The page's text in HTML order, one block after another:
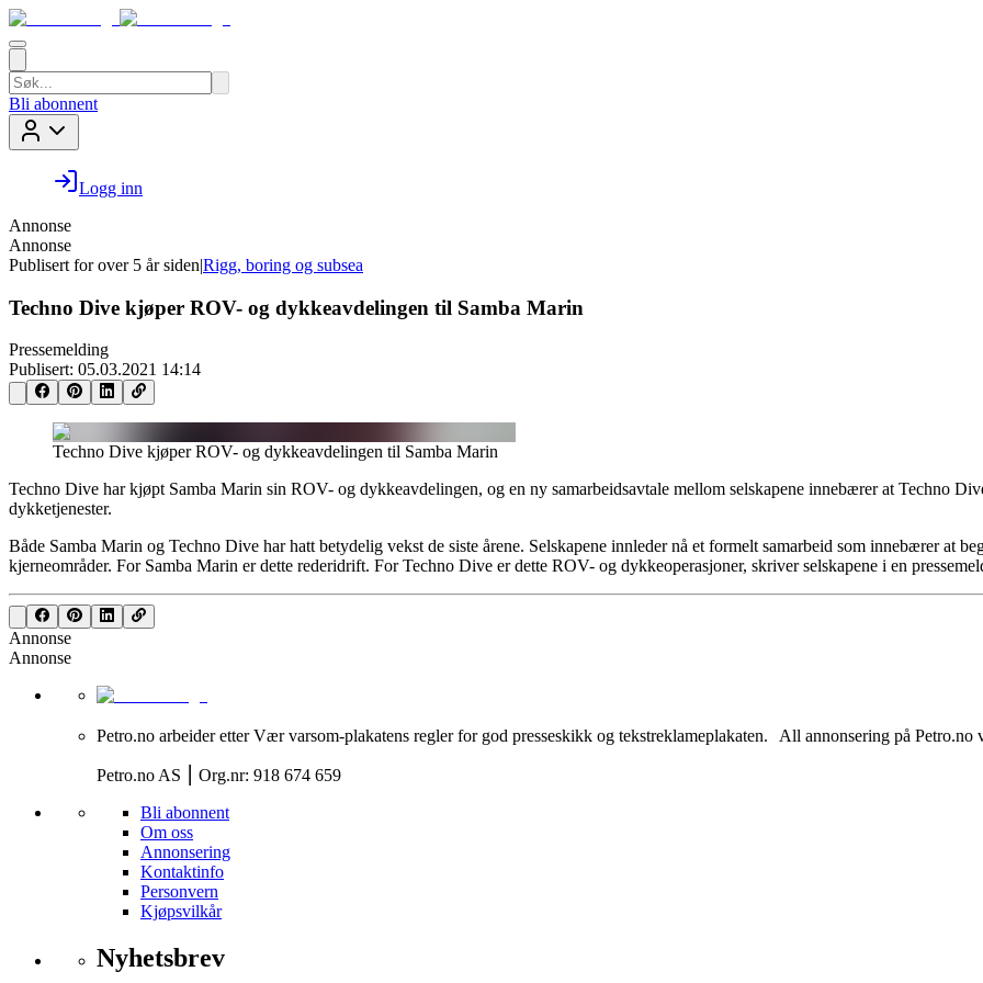
Bli abonnent
Logg inn
Annonse
Annonse
Publisert for over 5 år siden|Rigg, boring og subsea
Techno Dive kjøper ROV- og dykkeavdelingen til Samba Marin
Pressemelding
Publisert: 05.03.2021 14:14
Techno Dive kjøper ROV- og dykkeavdelingen til Samba Marin
Techno Dive har kjøpt Samba Marin sin ROV- og dykkeavdelingen, og en ny samarbeidsavtale mellom selskapene innebærer at Techno
dykketjenester.
Både Samba Marin og Techno Dive har hatt betydelig vekst de siste årene. Selskapene innleder nå et formelt samarbeid som innebærer at
kjerneområder. For Samba Marin er dette rederidrift. For Techno Dive er dette ROV- og dykkeoperasjoner, skriver selskapene i en
Annonse
Annonse
Petro.no arbeider etter Vær varsom-plakatens regler for god presseskikk og tekstreklameplakaten. All annonsering på
Petro.no AS ⎮ Org.nr: 918 674 659
Bli abonnent
Om oss
Annonsering
Kontaktinfo
Personvern
Kjøpsvilkår
Nyhetsbrev